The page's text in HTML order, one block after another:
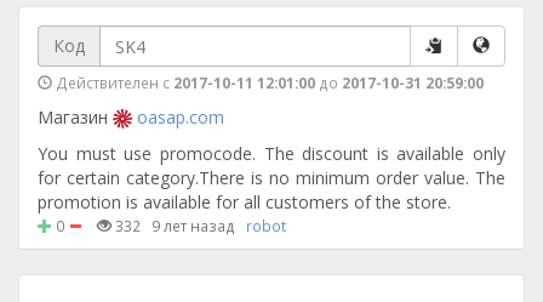
Код
Действителен с 2017-10-11 12:01:00 до 2017-10-31 20:59:00
Магазин
oasap.com
You must use promocode. The discount is available only
for certain category.There is no minimum order value. The
promotion is available for all customers of the store.
0 332 9 лет назад robot